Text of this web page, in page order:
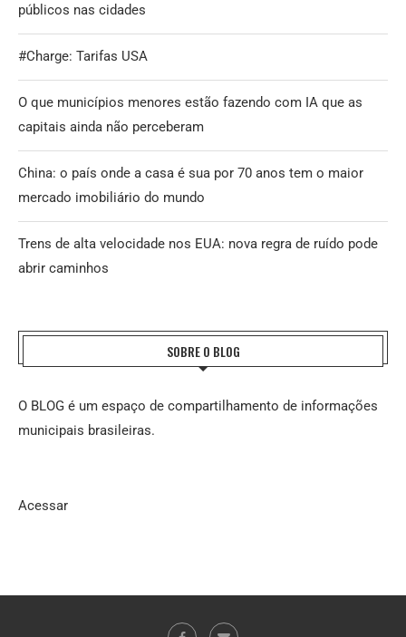
públicos nas cidades
#Charge: Tarifas USA
O que municípios menores estão fazendo com IA que as
capitais ainda não perceberam
China: o país onde a casa é sua por 70 anos tem o maior
mercado imobiliário do mundo
Trens de alta velocidade nos EUA: nova regra de ruído pode
abrir caminhos
SOBRE O BLOG
O BLOG é um espaço de compartilhamento de informações
municipais brasileiras.
Acessar